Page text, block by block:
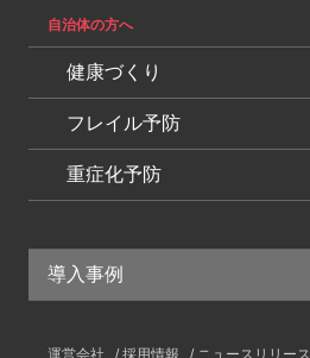
自治体の方へ
健康づくり
フレイル予防
重症化予防
導入事例
運営会社 採用情報 ニュースリリース